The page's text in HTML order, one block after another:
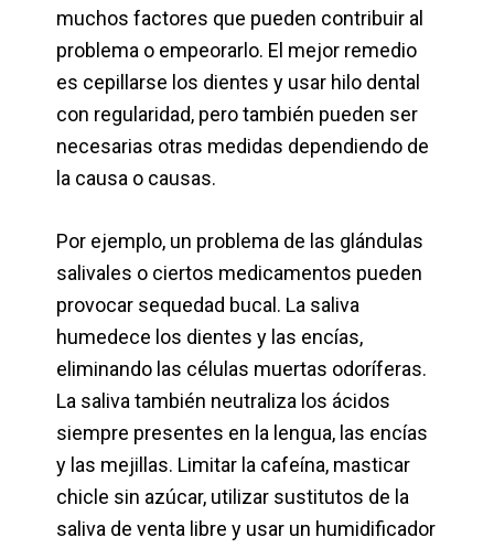
muchos factores que pueden contribuir al
problema o empeorarlo. El mejor remedio
es cepillarse los dientes y usar hilo dental
con regularidad, pero también pueden ser
necesarias otras medidas dependiendo de
la causa o causas.
Por ejemplo, un problema de las glándulas
salivales o ciertos medicamentos pueden
provocar sequedad bucal. La saliva
humedece los dientes y las encías,
eliminando las células muertas odoríferas.
La saliva también neutraliza los ácidos
siempre presentes en la lengua, las encías
y las mejillas. Limitar la cafeína, masticar
chicle sin azúcar, utilizar sustitutos de la
saliva de venta libre y usar un humidificador